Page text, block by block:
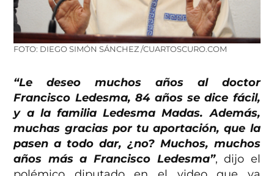
FOTO: DIEGO SIMÓN SÁNCHEZ /CUARTOSCURO.COM
“Le deseo muchos años al doctor
Francisco Ledesma, 84 años se dice fácil,
y a la familia Ledesma Madas. Además,
muchas gracias por tu aportación, que la
pasen a todo dar, ¿no? Muchos, muchos
años más a Francisco Ledesma”, dijo el